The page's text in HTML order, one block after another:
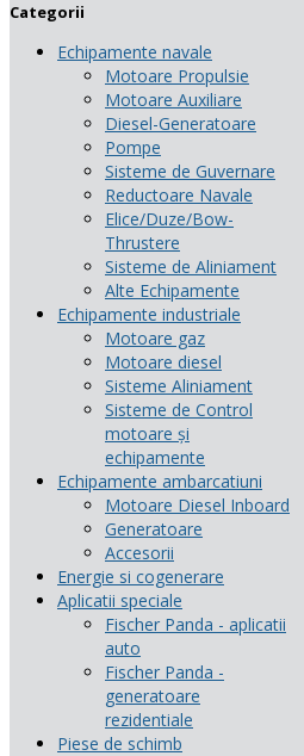
Categorii
Echipamente navale
Motoare Propulsie
Motoare Auxiliare
Diesel-Generatoare
Pompe
Sisteme de Guvernare
Reductoare Navale
Elice/Duze/Bow-
Thrustere
Sisteme de Aliniament
Alte Echipamente
Echipamente industriale
Motoare gaz
Motoare diesel
Sisteme Aliniament
Sisteme de Control
motoare și
echipamente
Echipamente ambarcatiuni
Motoare Diesel Inboard
Generatoare
Accesorii
Energie si cogenerare
Aplicatii speciale
Fischer Panda - aplicatii
auto
Fischer Panda -
generatoare
rezidentiale
Piese de schimb